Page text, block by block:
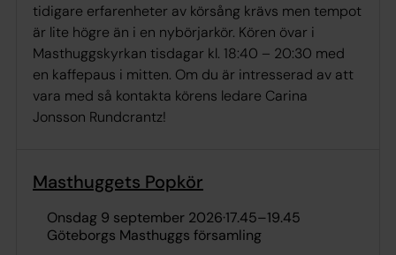
tidigare erfarenheter av körsång krävs men tempot
är lite högre än i en nybörjarkör. Kören övar i
Masthuggskyrkan tisdagar kl. 18:40 – 20:30 med
en kaffepaus i mitten. Om du är intresserad av att
vara med så kontakta körens ledare Carina
Jonsson Rundcrantz!
Masthuggets Popkör
onsdag 9 september 2026·17.45–19.45
Göteborgs Masthuggs församling